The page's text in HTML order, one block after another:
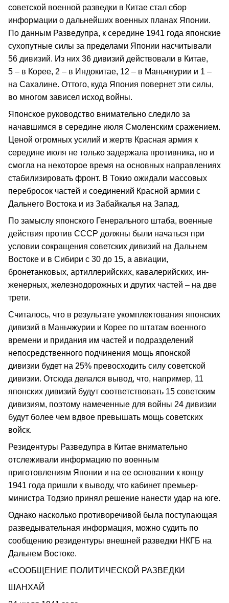
советской военной разведки в Китае стал сбор
информации о дальнейших военных планах Японии.
По данным Разведупра, к середине 1941 года японские
сухопутные силы за пределами Японии насчитывали
56 дивизий. Из них 36 дивизий действовали в Китае,
5 – в Корее, 2 – в Индокитае, 12 – в Маньчжурии и 1 –
на Сахалине. Оттого, куда Япония повернет эти силы,
во многом зависел исход войны.
Японское руководство внимательно следило за
начавшимся в середине июля Смоленским сражением.
Ценой огромных усилий и жертв Красная армия к
середине июля не только задержала противника, но и
смогла на некоторое время на основных направ­лениях
стабилизировать фронт. В Токио ожидали массовых
перебросок частей и соединений Красной армии с
Дальнего Востока и из Забайкалья на Запад.
По замыслу японского Генерального штаба, воен­ные
действия против СССР должны были начаться при
условии сокращения советских дивизий на Даль­нем
Востоке и в Сибири с 30 до 15, а авиации,
бронетанковых, артиллерийских, кавалерийских, ин­
женерных, железнодорожных и других частей – на две
трети.
Считалось, что в результате укомплектования японских
дивизий в Маньчжурии и Корее по штатам военного
времени и придания им частей и подраз­делений
непосредственного подчинения мощь японской
дивизии будет на 25% превосходить силу советской
дивизии. Отсюда делался вывод, что, например, 11
японских дивизий будут соответствовать 15 советским
дивизиям, поэтому намеченные для войны 24 дивизии
будут более чем вдвое превышать мощь со­ветских
войск.
Резидентуры Разведупра в Китае внимательно
отслеживали информацию по военным
приготовлениям Японии и на ее основании к концу
1941 года пришли к выводу, что кабинет премьер-
министра Тодзио принял решение нанести удар на юге.
Однако насколько противоречивой была поступающая
разведывательная информация, можно судить по
сообщению резидентуры внешней разведки НКГБ на
Дальнем Востоке.
«СООБЩЕНИЕ ПОЛИТИЧЕСКОЙ РАЗВЕДКИ
ШАНХАЙ